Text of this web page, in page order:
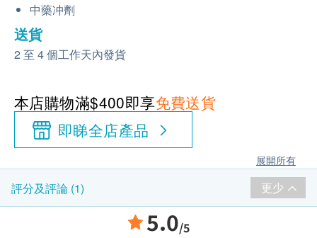
中藥冲劑
送貨
2 至 4 個工作天內發貨
本店購物滿$400即享免費送貨
即睇全店產品
展開所有
評分及評論 (1) 更少
5.0/5